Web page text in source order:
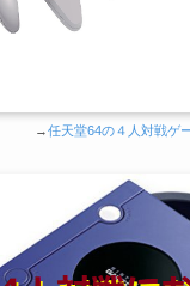
→任天堂64の４人対戦ゲ